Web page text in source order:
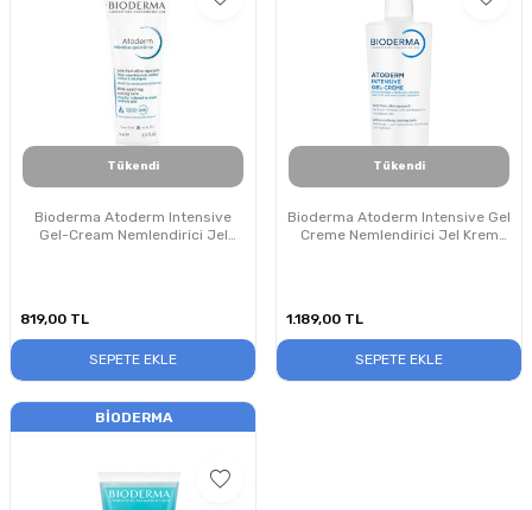
Tükendi
Bioderma Atoderm Intensive
Gel-Cream Nemlendirici Jel
819,00 TL
SEPETE EKLE
Tükendi
Bioderma Atoderm Intensive Gel
Creme Nemlendirici Jel Krem
1.189,00 TL
SEPETE EKLE
BIODERMA